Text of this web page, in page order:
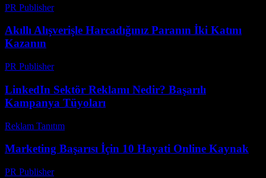
PR Publisher-
Akıllı Alışverişle Harcadığınız Paranın İki Katını
Kazanın
PR Publisher-
LinkedIn Sektör Reklamı Nedir? Başarılı
Kampanya Tüyoları
Reklam Tanıtım
Marketing Başarısı İçin 10 Hayati Online Kaynak
PR Publisher-